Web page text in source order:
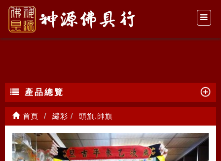
頭旗.帥旗
產品總覽
首頁 繡彩 頭旗.帥旗